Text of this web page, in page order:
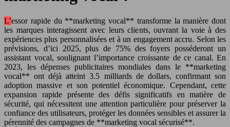
L’essor rapide du **marketing vocal** transforme la manière dont
les marques interagissent avec leurs clients, ouvrant la voie à des
expériences plus personnalisées et à un engagement accru. Selon les
prévisions, d’ici 2025, plus de 75% des foyers posséderont un
assistant vocal, soulignant l’importance croissante de ce canal. En
2023, les dépenses publicitaires mondiales dans le **marketing
vocal** ont déjà atteint 3.5 milliards de dollars, confirmant son
adoption massive et son potentiel économique. Cependant, cette
expansion rapide présente des défis significatifs en matière de
sécurité, qui nécessitent une attention particulière pour préserver la
confiance des utilisateurs, protéger les données sensibles et assurer la
pérennité des campagnes de **marketing vocal sécurisé**.